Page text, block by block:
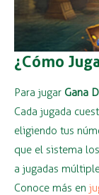
¿Cómo
Para jugar Gana
Cada jugada
eligiendo tus
que el sistema
a jugadas
Conoce más en